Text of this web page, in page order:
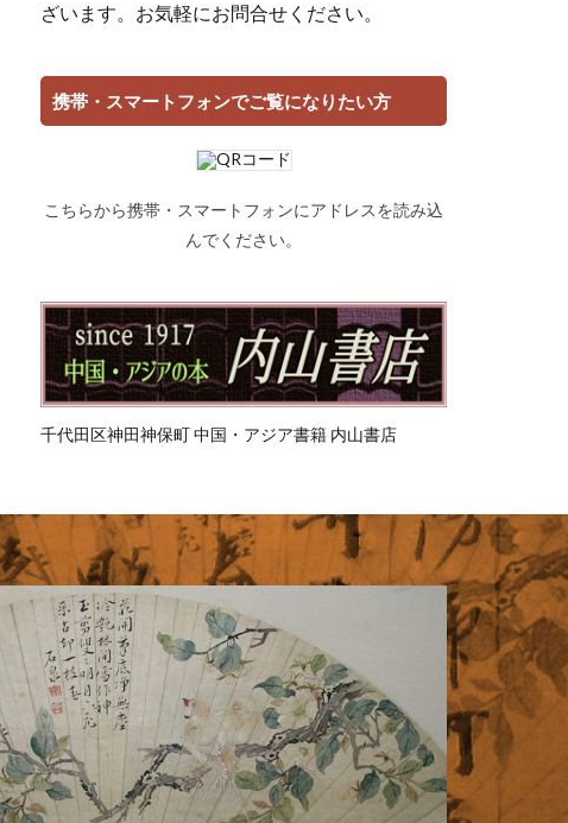
ざいます。お気軽にお問合せください。
携帯・スマートフォンでご覧になりたい方
こちらから携帯・スマートフォンにアドレスを読み込
んでください。
千代田区神田神保町 中国・アジア書籍 内山書店